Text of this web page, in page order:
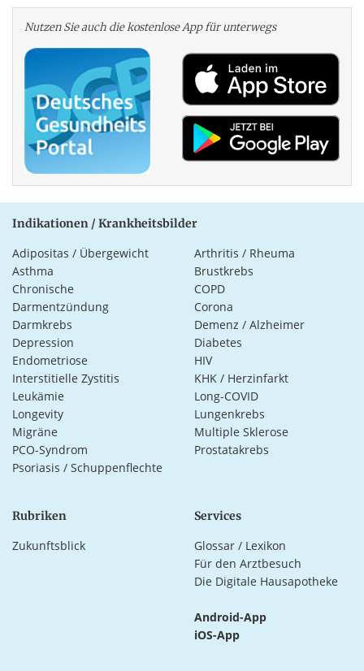
Nutzen Sie auch die kosten­lose App für unterwegs
Indikationen / Krankheitsbilder
Adipositas / Übergewicht
Arthritis / Rheuma
Asthma
Brustkrebs
Chronische
Darmentzündung
COPD
Corona
Darmkrebs
Demenz / Alzheimer
Depression
Diabetes
Endometriose
HIV
Interstitielle Zystitis
KHK / Herzinfarkt
Leukämie
Long-COVID
Longevity
Lungenkrebs
Migräne
Multiple Sklerose
PCO-Syndrom
Prostatakrebs
Psoriasis / Schuppenflechte
Rubriken
Zukunftsblick
Services
Glossar / Lexikon
Für den Arztbesuch
Die Digitale Hausapotheke
Android-App
iOS-App